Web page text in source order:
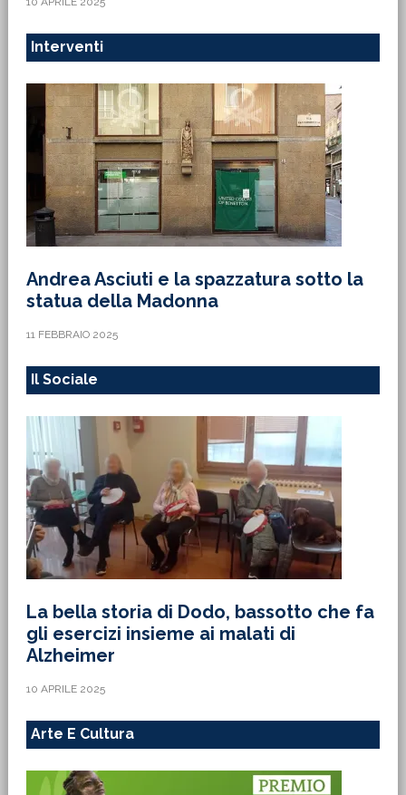
Interventi
Andrea Asciuti e la spazzatura sotto la
statua della Madonna
11 FEBBRAIO 2025
Il Sociale
La bella storia di Dodo, bassotto che fa
gli esercizi insieme ai malati di
Alzheimer
10 APRILE 2025
Arte E Cultura